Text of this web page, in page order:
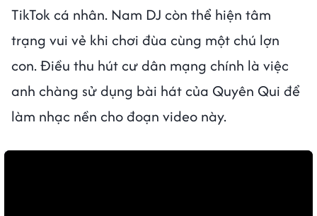
TikTok cá nhân. Nam DJ còn thể hiện tâm
trạng vui vẻ khi chơi đùa cùng một chú lợn
con. Điều thu hút cư dân mạng chính là việc
anh chàng sử dụng bài hát của Quyên Qui để
làm nhạc nền cho đoạn video này.